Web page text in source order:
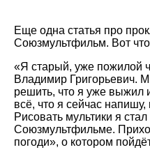
Еще одна статья про
Союзмультфильм. Вот
«Я старый, уже пожилой
Владимир Григорьевич.
решить, что я уже выжил
всё, что я сейчас
Рисовать мультики я стал
Союзмультфильме.
погоди
, о котором